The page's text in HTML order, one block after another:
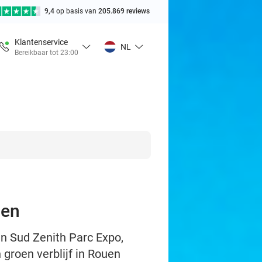
9,4 op basis van 205.869 reviews
Klantenservice
Bereikbaar tot 23:00
NL
Sud Zenith Parc Expo,
verblijf in Rouen